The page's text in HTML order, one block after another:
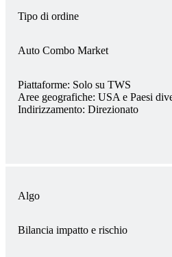
Tipo di ordine
Auto Combo Market
Piattaforme: Solo su TWS
Aree geografiche: USA e Paesi
Indirizzamento: Direzionato
Algo
Bilancia impatto e rischio